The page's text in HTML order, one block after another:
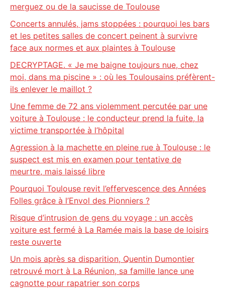
merguez ou de la saucisse de Toulouse
Concerts annulés, jams stoppées : pourquoi les bars
et les petites salles de concert peinent à survivre
face aux normes et aux plaintes à Toulouse
DECRYPTAGE. « Je me baigne toujours nue, chez
moi, dans ma piscine » : où les Toulousains préfèrent-
ils enlever le maillot ?
Une femme de 72 ans violemment percutée par une
voiture à Toulouse : le conducteur prend la fuite, la
victime transportée à l’hôpital
Agression à la machette en pleine rue à Toulouse : le
suspect est mis en examen pour tentative de
meurtre, mais laissé libre
Pourquoi Toulouse revit l’effervescence des Années
Folles grâce à l’Envol des Pionniers ?
Risque d’intrusion de gens du voyage : un accès
voiture est fermé à La Ramée mais la base de loisirs
reste ouverte
Un mois après sa disparition, Quentin Dumontier
retrouvé mort à La Réunion, sa famille lance une
cagnotte pour rapatrier son corps